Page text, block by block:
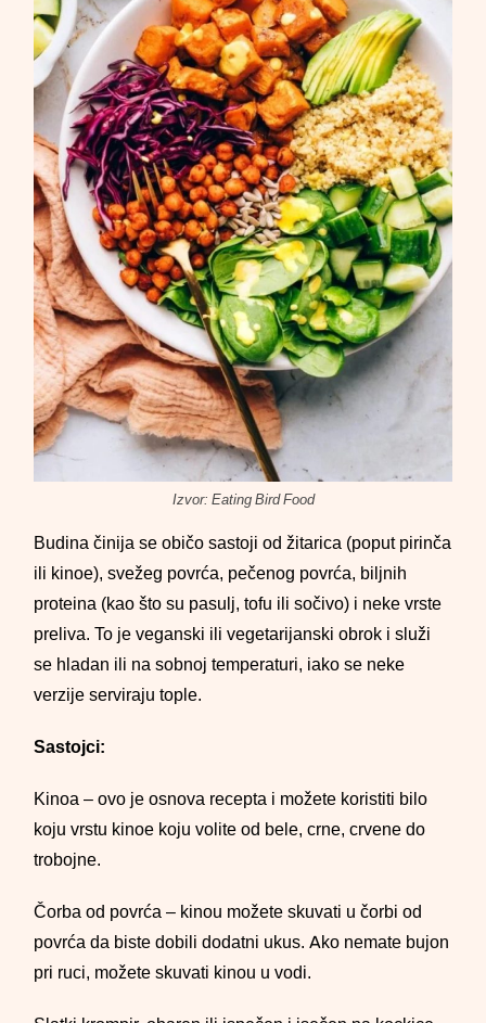
Izvor: Eating Bird Food
Budina činija se običo sastoji od žitarica (poput pirinča
ili kinoe), svežeg povrća, pečenog povrća, biljnih
proteina (kao što su pasulj, tofu ili sočivo) i neke vrste
preliva. To je veganski ili vegetarijanski obrok i služi
se hladan ili na sobnoj temperaturi, iako se neke
verzije serviraju tople.
Sastojci:
Kinoa – ovo je osnova recepta i možete koristiti bilo
koju vrstu kinoe koju volite od bele, crne, crvene do
trobojne.
Čorba od povrća – kinou možete skuvati u čorbi od
povrća da biste dobili dodatni ukus. Ako nemate bujon
pri ruci, možete skuvati kinou u vodi.